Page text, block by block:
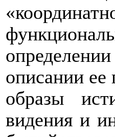
описании ее
образы
видения и